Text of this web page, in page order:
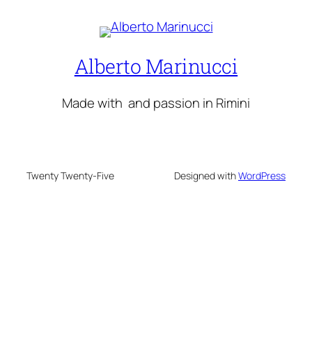
Alberto Marinucci
Made with and passion in Rimini
Twenty Twenty-Five Designed withWordPress